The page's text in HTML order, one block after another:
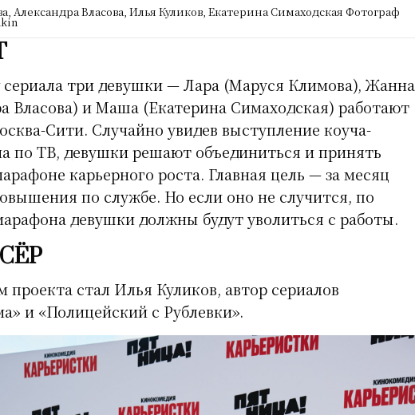
Александра Власова, Илья Куликов, Екатерина Симаходская Фотограф
сериала три девушки — Лара (Маруся Климова), Жанна
Власова) и Маша (Екатерина Симаходская) работают
Сити. Случайно увидев выступление коуча-
по ТВ, девушки решают объединиться и принять
карьерного роста. Главная цель — за месяц
по службе. Но если оно не случится, по
девушки должны будут уволиться с работы.
проекта стал Илья Куликов, автор сериалов
и «Полицейский с Рублевки».